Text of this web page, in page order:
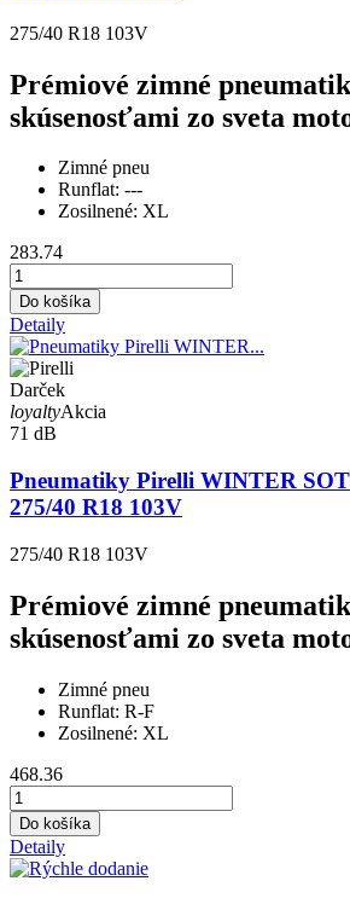
275/40 R18 103V
Prémiové zimné
skúsenosťami zo sveta
Zimné pneu
Runflat: ---
Zosilnené: XL
283.74
Do košíka
Detaily
Darček
loyaltyAkcia
71 dB
Pneumatiky Pirelli WINTER
275/40 R18 103V
275/40 R18 103V
Prémiové zimné
skúsenosťami zo sveta
Zimné pneu
Runflat: R-F
Zosilnené: XL
468.36
Do košíka
Detaily